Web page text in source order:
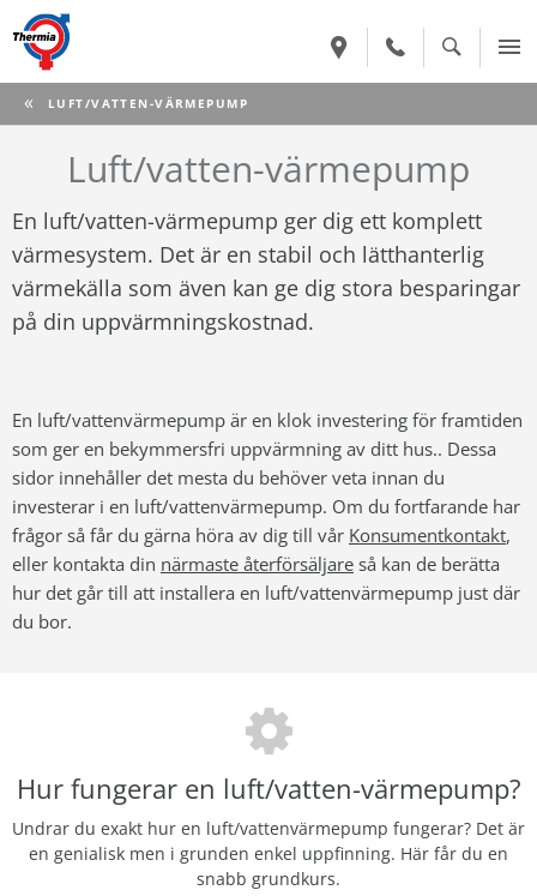
CURRENT:
LUFT/VATTEN-VÄRMEPUMP
Luft/vatten-värmepump
En luft/vatten-värmepump ger dig ett komplett
värmesystem. Det är en stabil och lätthanterlig
värmekälla som även kan ge dig stora besparingar
på din uppvärmningskostnad.
En luft/vattenvärmepump är en klok investering för framtiden
som ger en bekymmersfri uppvärmning av ditt hus.. Dessa
sidor innehåller det mesta du behöver veta innan du
investerar i en luft/vattenvärmepump. Om du fortfarande har
frågor så får du gärna höra av dig till vår Konsumentkontakt,
eller kontakta din närmaste återförsäljare så kan de berätta
hur det går till att installera en luft/vattenvärmepump just där
du bor.
Hur fungerar en luft/vatten-värmepump?
Undrar du exakt hur en luft/vattenvärmepump fungerar? Det är
en genialisk men i grunden enkel uppfinning. Här får du en
snabb grundkurs.